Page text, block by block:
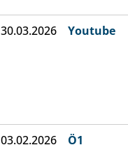
30.03.2026 Youtube
03.02.2026 Ö1